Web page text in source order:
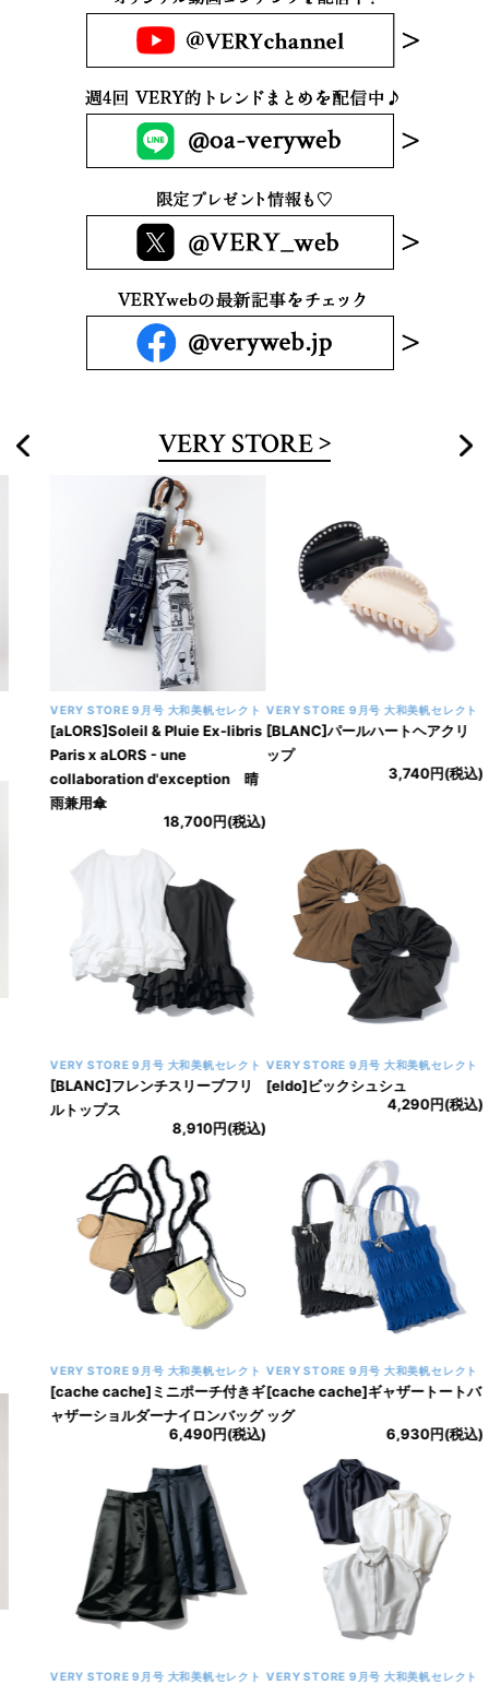
VERY STORE
VERY STORE 9月号 大和美帆セレクト
[aLORS]Soleil & Pluie Ex-libris
Paris x aLORS - une
collaboration d'exception 晴
雨兼用傘
18,700円(税込)
VERY STORE 9月号 大和美帆セレクト
[BLANC]パールハートヘアクリ
3,740円(税込)
VERY STORE 9月号 大和美帆セレクト
[BLANC]フレンチスリーブフリ
ルトップス
8,910円(税込)
VERY STORE 9月号 大和美帆セレクト
[eldo]ビックシュシュ
4,290円(税込)
VERY STORE 9月号 大和美帆セレクト
[cache cache]ミニポーチ付きギ
ャザーショルダーナイロンバッグ
6,490円(税込)
VERY STORE 9月号 大和美帆セレクト
[cache cache]ギャザートートバ
ッグ
6,930円(税込)
VERY STORE 9月号 大和美帆セレクト VERY STORE 9月号 大和美帆セレクト